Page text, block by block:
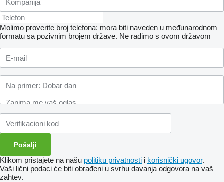
Molimo proverite broj telefona: mora biti naveden u međunarodnom
formatu sa pozivnim brojem države. Ne radimo s ovom državom
Klikom pristajete na našu politiku privatnosti i korisnički ugovor.
Vaši lični podaci će biti obrađeni u svrhu davanja odgovora na vaš
zahtev.